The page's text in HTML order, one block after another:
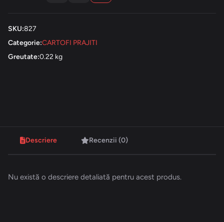
SKU:827
Categorie:CARTOFI PRAJITI
Greutate:0.22 kg
Descriere Recenzii (0)
Nu există o descriere detaliată pentru acest produs.